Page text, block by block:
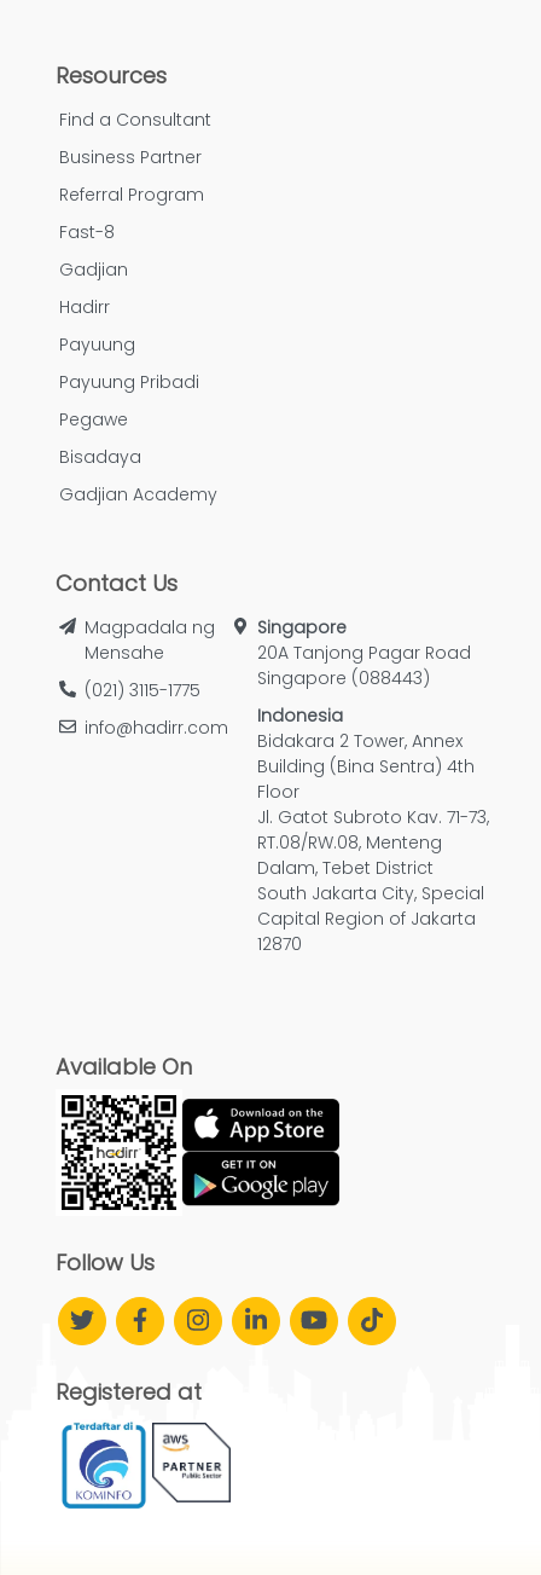
Resources
Find a Consultant
Business Partner
Referral Program
Fast-8
Gadjian
Hadirr
Payuung
Payuung Pribadi
Pegawe
Bisadaya
Gadjian Academy
Contact Us
Magpadala ng
Mensahe
(021) 3115-1775
info@hadirr.com
Singapore
20A Tanjong Pagar Road
Singapore (088443)
Indonesia
Bidakara 2 Tower, Annex
Building (Bina Sentra) 4th
Floor
Jl. Gatot Subroto Kav. 71-73,
RT.08/RW.08, Menteng
Dalam, Tebet District
South Jakarta City, Special
Capital Region of Jakarta
12870
Available On
Follow Us
Registered at